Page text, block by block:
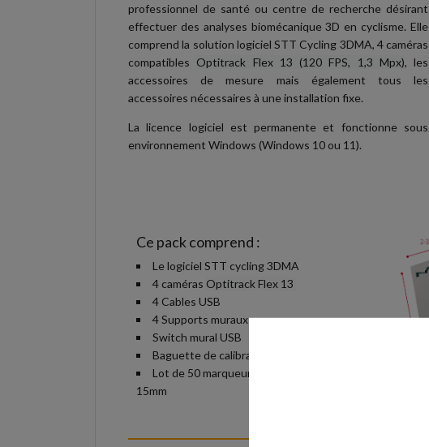
professionnel de santé ou centre de recherche désirant
effectuer des analyses biomécanique 3D en cyclisme. Elle
comprend la solution logiciel STT Cycling 3DMA, 4 caméras
compatibles Optitrack Flex 13 (120 FPS, 1,3 Mpx), les
accessoires de mesure mais également tous les
accessoires nécessaires à une installation fixe.
La licence logiciel est permanente et fonctionne sous
environnement Windows (Windows 10 ou 11).
Ce pack comprend :
Le logiciel STT cycling 3DMA
4 caméras Optitrack Flex 13
4 Cables USB
4 Supports muraux pour cameras
Switch mural USB
Baguette de calibration
Lot de 50 marqueurs sphériques de
15mm